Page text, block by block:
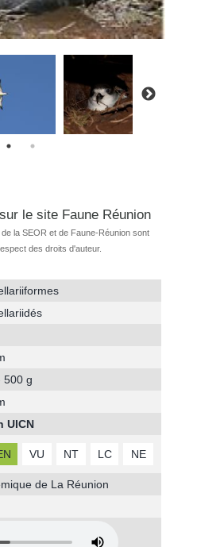
le site Faune Réunion
la SEOR et de Faune-Réunion sont
des droits d'auteur.
500 g
UICN
VU NT LC NE
de La Réunion